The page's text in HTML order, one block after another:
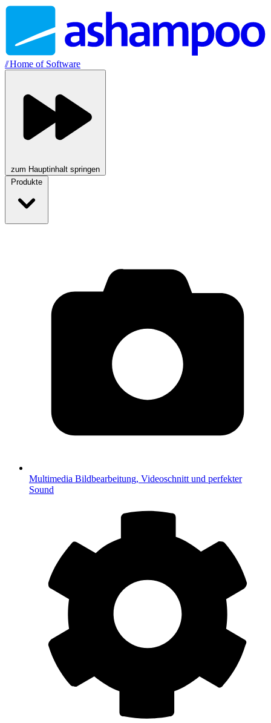
//Home of Software
zum Hauptinhalt springen
Produkte
Multimedia Bildbearbeitung, Videoschnitt und perfekter
Sound